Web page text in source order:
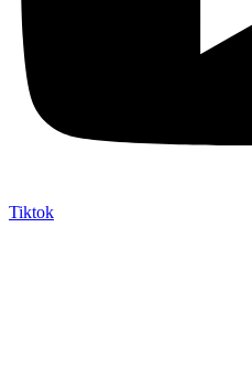
Tiktok